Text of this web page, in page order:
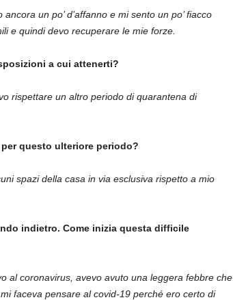
un po’ d’affanno e mi sento un po’ fiacco
e quindi devo recuperare le mie forze.
a cui attenerti?
rispettare un altro periodo di quarantena di
questo ulteriore periodo?
spazi della casa in via esclusiva rispetto a mio
indietro. Come inizia questa difficile
al coronavirus, avevo avuto una leggera febbre che
faceva pensare al covid-19 perché ero certo di